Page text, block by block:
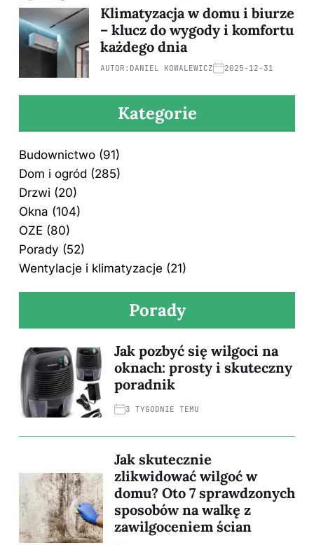
Klimatyzacja w domu i biurze
– klucz do wygody i komfortu
każdego dnia
AUTOR: DANIEL KOWALEWICZ 2025-12-31
Kategorie
Budownictwo (91)
Dom i ogród (285)
Drzwi (20)
Okna (104)
OZE (80)
Porady (52)
Wentylacje i klimatyzacje (21)
Porady
Jak pozbyć się wilgoci na
oknach: prosty i skuteczny
poradnik
3 TYGODNIE TEMU
Jak skutecznie
zlikwidować wilgoć w
domu? Oto 7 sprawdzonych
sposobów na walkę z
zawilgoceniem ścian